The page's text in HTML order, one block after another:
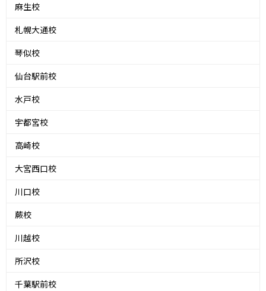
麻生校
札幌大通校
琴似校
仙台駅前校
水戸校
宇都宮校
高崎校
大宮西口校
川口校
蕨校
川越校
所沢校
千葉駅前校